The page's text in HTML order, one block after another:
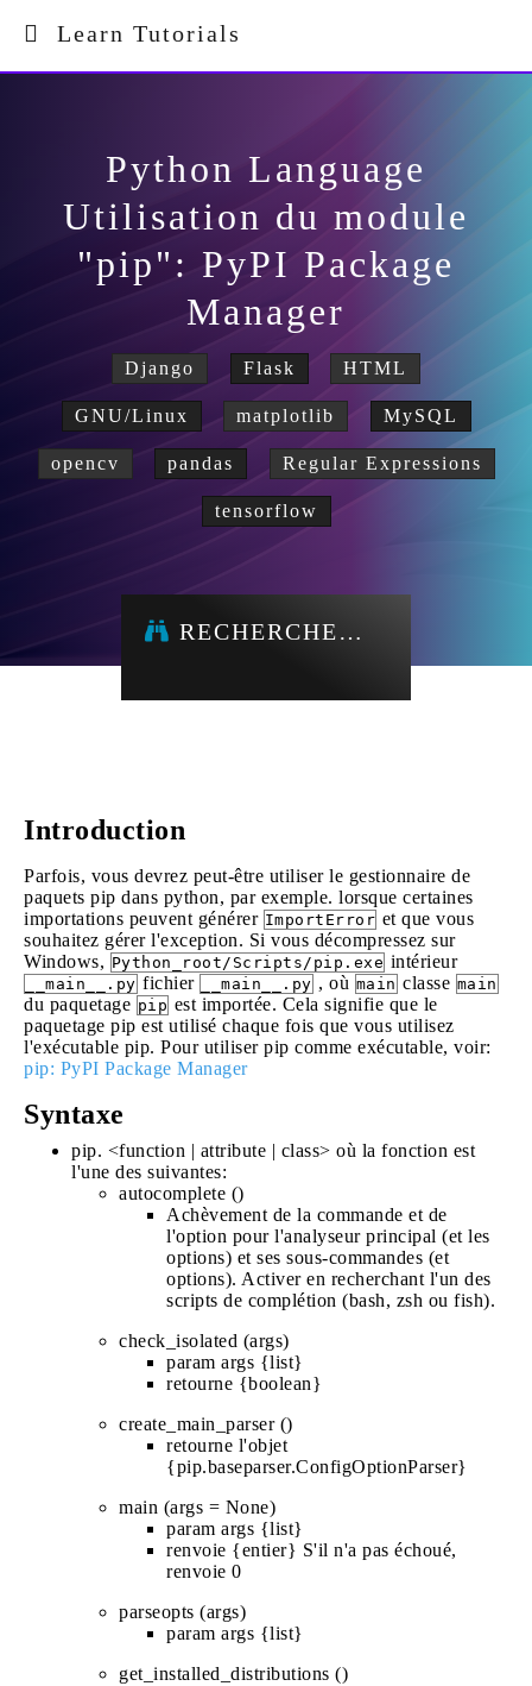
Learn Tutorials
Python Language
Utilisation du module
"pip": PyPI Package
Manager
Django Flask HTML
GNU/Linux matplotlib MySQL
opencv pandas Regular Expressions
tensorflow
RECHERCHE…
Introduction
Parfois, vous devrez peut-être utiliser le gestionnaire de
paquets pip dans python, par exemple. lorsque certaines
importations peuvent générer ImportError et que vous
souhaitez gérer l'exception. Si vous décompressez sur
Windows, Python_root/Scripts/pip.exe intérieur
__main__.py fichier __main__.py , où main classe main
du paquetage pip est importée. Cela signifie que le
paquetage pip est utilisé chaque fois que vous utilisez
l'exécutable pip. Pour utiliser pip comme exécutable, voir:
pip: PyPI Package Manager
Syntaxe
pip. <function | attribute | class> où la fonction est
l'une des suivantes:
autocomplete ()
Achèvement de la commande et de
l'option pour l'analyseur principal (et les
options) et ses sous-commandes (et
options). Activer en recherchant l'un des
scripts de complétion (bash, zsh ou fish).
check_isolated (args)
param args {list}
retourne {boolean}
create_main_parser ()
retourne l'objet
{pip.baseparser.ConfigOptionParser}
main (args = None)
param args {list}
renvoie {entier} S'il n'a pas échoué,
renvoie 0
parseopts (args)
param args {list}
get_installed_distributions ()